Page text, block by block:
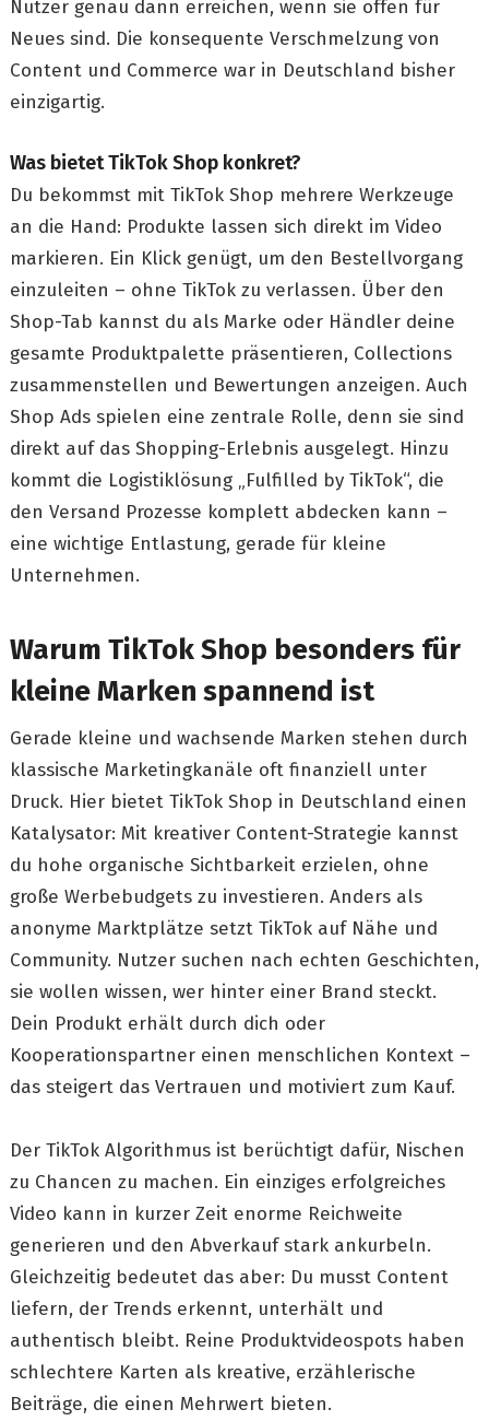
Nutzer genau dann erreichen, wenn sie offen für
Neues sind. Die konsequente Verschmelzung von
Content und Commerce war in Deutschland bisher
einzigartig.
Was bietet TikTok Shop konkret?
Du bekommst mit TikTok Shop mehrere Werkzeuge
an die Hand: Produkte lassen sich direkt im Video
markieren. Ein Klick genügt, um den Bestellvorgang
einzuleiten – ohne TikTok zu verlassen. Über den
Shop-Tab kannst du als Marke oder Händler deine
gesamte Produktpalette präsentieren, Collections
zusammenstellen und Bewertungen anzeigen. Auch
Shop Ads spielen eine zentrale Rolle, denn sie sind
direkt auf das Shopping-Erlebnis ausgelegt. Hinzu
kommt die Logistiklösung „Fulfilled by TikTok“, die
den Versand Prozesse komplett abdecken kann –
eine wichtige Entlastung, gerade für kleine
Unternehmen.
Warum TikTok Shop besonders für
kleine Marken spannend ist
Gerade kleine und wachsende Marken stehen durch
klassische Marketingkanäle oft finanziell unter
Druck. Hier bietet TikTok Shop in Deutschland einen
Katalysator: Mit kreativer Content-Strategie kannst
du hohe organische Sichtbarkeit erzielen, ohne
große Werbebudgets zu investieren. Anders als
anonyme Marktplätze setzt TikTok auf Nähe und
Community. Nutzer suchen nach echten Geschichten,
sie wollen wissen, wer hinter einer Brand steckt.
Dein Produkt erhält durch dich oder
Kooperationspartner einen menschlichen Kontext –
das steigert das Vertrauen und motiviert zum Kauf.
Der TikTok Algorithmus ist berüchtigt dafür, Nischen
zu Chancen zu machen. Ein einziges erfolgreiches
Video kann in kurzer Zeit enorme Reichweite
generieren und den Abverkauf stark ankurbeln.
Gleichzeitig bedeutet das aber: Du musst Content
liefern, der Trends erkennt, unterhält und
authentisch bleibt. Reine Produktvideospots haben
schlechtere Karten als kreative, erzählerische
Beiträge, die einen Mehrwert bieten.